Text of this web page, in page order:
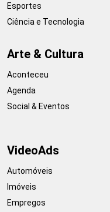
Esportes
Ciência e Tecnologia
Arte & Cultura
Aconteceu
Agenda
Social & Eventos
VideoAds
Automóveis
Imóveis
Empregos